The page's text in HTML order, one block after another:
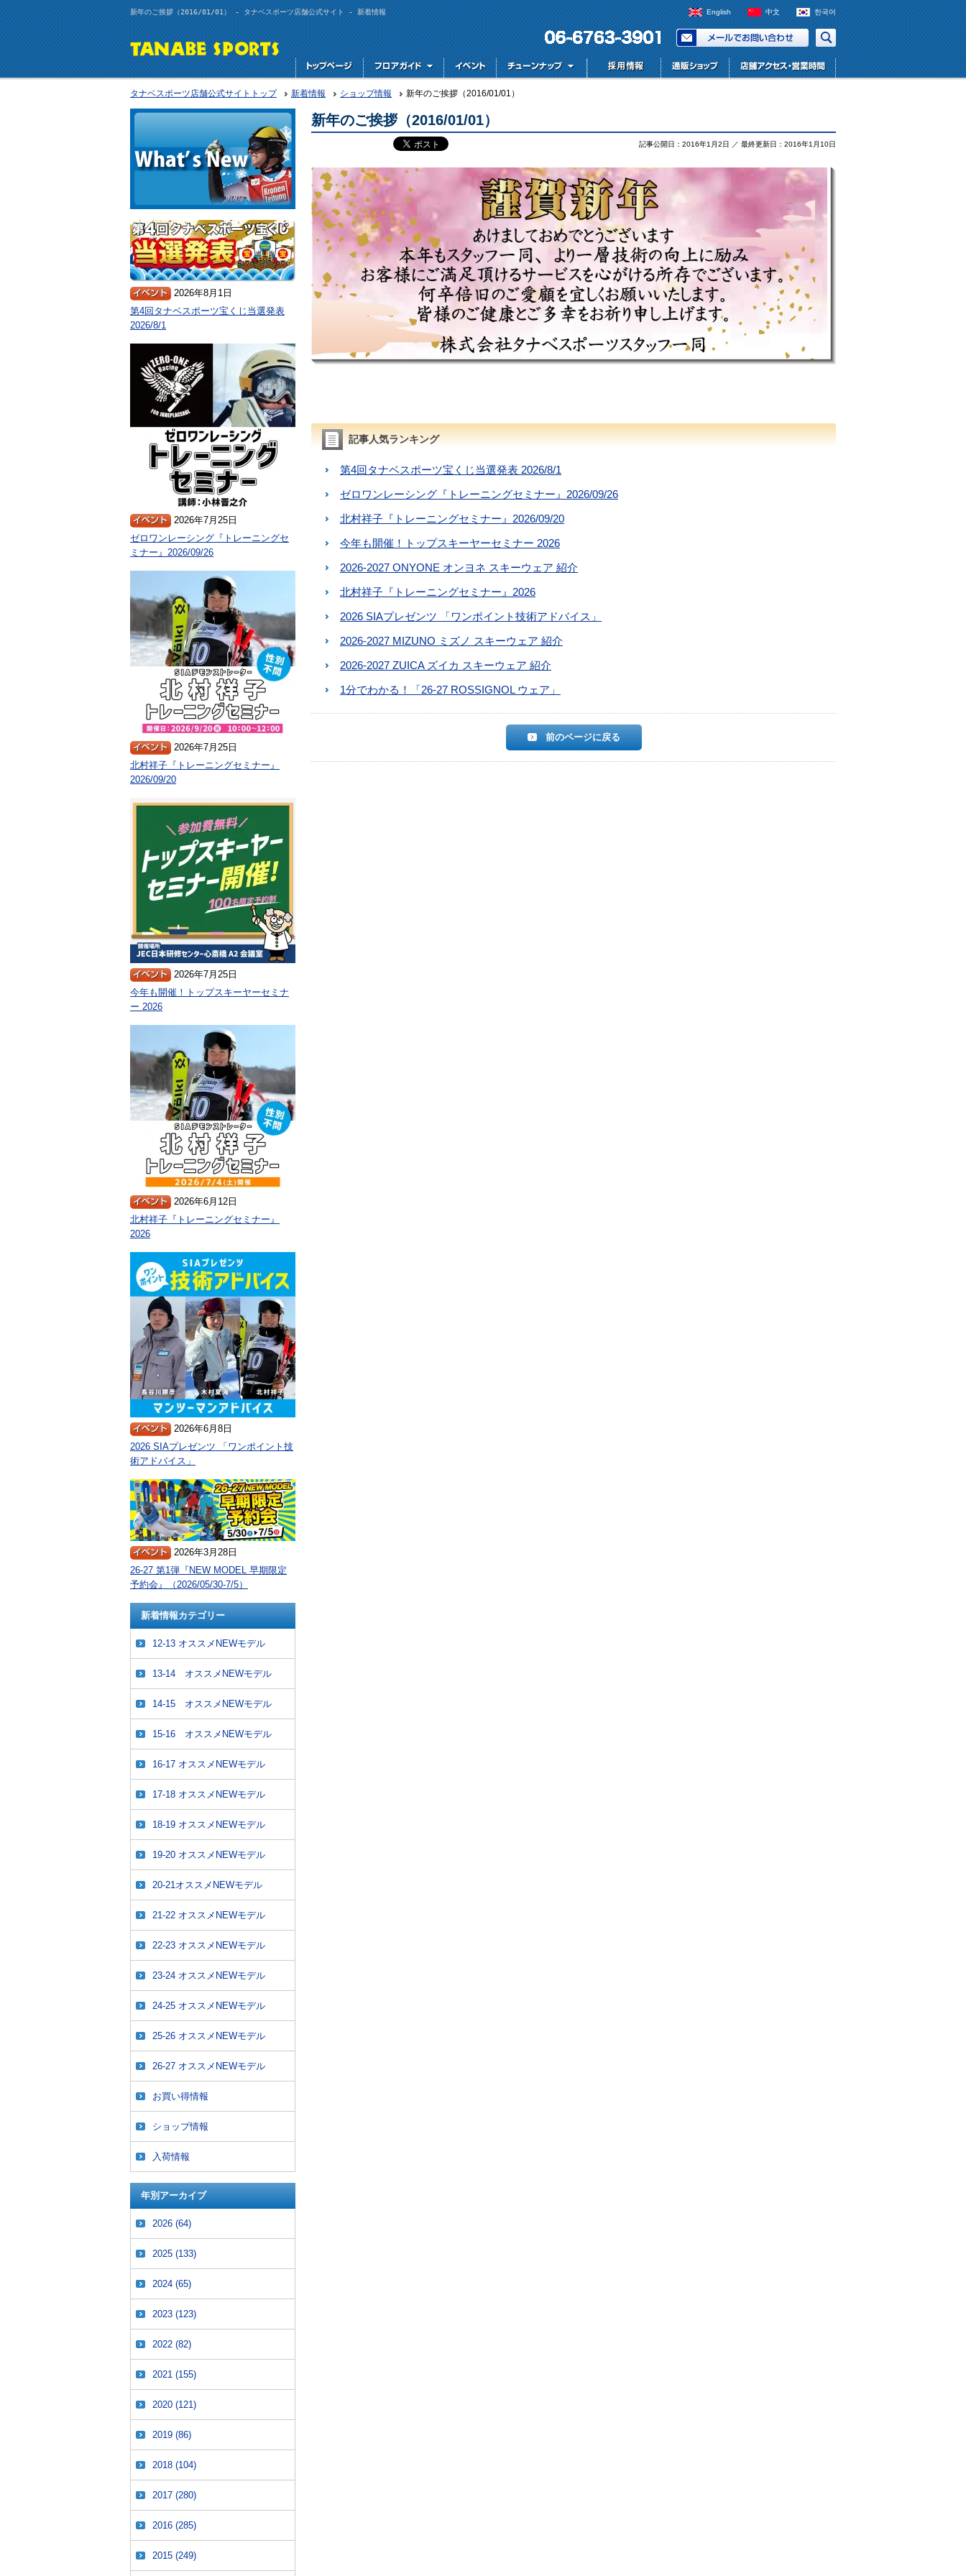
新年のご挨拶（2016/01/01） - タナベスポーツ店舗公式サイト - 新着情報 English 中文 한국어
タナベスポーツ店舗公式サイトトップ 新着情報 ショップ情報 新年のご挨拶（2016/01/01）
新年のご挨拶（2016/01/01）
記事公開日：2016年1月2日 ／ 最終更新日：2016年1月10日
記事人気ランキング
第4回タナベスポーツ宝くじ当選発表 2026/8/1
ゼロワンレーシング『トレーニングセミナー』2026/09/26
北村祥子『トレーニングセミナー』2026/09/20
今年も開催！トップスキーヤーセミナー 2026
2026-2027 ONYONE オンヨネ スキーウェア 紹介
北村祥子『トレーニングセミナー』2026
2026 SIAプレゼンツ 「ワンポイント技術アドバイス」
2026-2027 MIZUNO ミズノ スキーウェア 紹介
2026-2027 ZUICA ズイカ スキーウェア 紹介
1分でわかる！「26-27 ROSSIGNOL ウェア」
前のページに戻る
2026年8月1日
第4回タナベスポーツ宝くじ当選発表
2026/8/1
2026年7月25日
ゼロワンレーシング『トレーニングセ
ミナー』2026/09/26
2026年7月25日
北村祥子『トレーニングセミナー』
2026/09/20
2026年7月25日
今年も開催！トップスキーヤーセミナ
ー 2026
2026年6月12日
北村祥子『トレーニングセミナー』
2026
2026年6月8日
2026 SIAプレゼンツ 「ワンポイント技
術アドバイス」
2026年3月28日
26-27 第1弾『NEW MODEL 早期限定
予約会』（2026/05/30-7/5）
新着情報カテゴリー
12-13 オススメNEWモデル
13-14 オススメNEWモデル
14-15 オススメNEWモデル
15-16 オススメNEWモデル
16-17 オススメNEWモデル
17-18 オススメNEWモデル
18-19 オススメNEWモデル
19-20 オススメNEWモデル
20-21オススメNEWモデル
21-22 オススメNEWモデル
22-23 オススメNEWモデル
23-24 オススメNEWモデル
24-25 オススメNEWモデル
25-26 オススメNEWモデル
26-27 オススメNEWモデル
お買い得情報
ショップ情報
入荷情報
年別アーカイブ
2026 (64)
2025 (133)
2024 (65)
2023 (123)
2022 (82)
2021 (155)
2020 (121)
2019 (86)
2018 (104)
2017 (280)
2016 (285)
2015 (249)